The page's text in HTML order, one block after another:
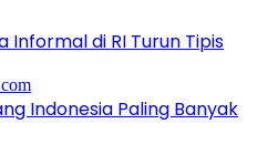
Informal di RI Turun Tipis
Indonesia Paling Banyak